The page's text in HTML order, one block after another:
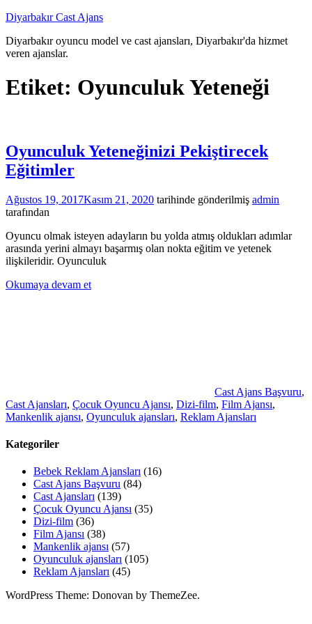
İçeriğe
Diyarbakır Cast Ajans
Diyarbakır oyuncu model ve cast ajansları, Diyarbakır'da hizmet
veren ajanslar.
Etiket: Oyunculuk Yeteneği
Oyunculuk Yeteneğinizi Pekiştirecek
Eğitimler
Ağustos 19, 2017Kasım 21, 2020 tarihinde gönderilmiş admin
tarafından
Oyuncu olmak isteyen adayların bu yolda atmış oldukları adımlar
arasında yerini almayı başarmış olan nokta eğitim ve yetenek
ilişkileridir. Oyunculuk
Okumaya devam et
Cast Ajans Başvuru,
Cast Ajansları, Çocuk Oyuncu Ajansı, Dizi-film, Film Ajansı,
Mankenlik ajansı, Oyunculuk ajansları, Reklam Ajansları
Kategoriler
Bebek Reklam Ajansları (16)
Cast Ajans Başvuru (84)
Cast Ajansları (139)
Çocuk Oyuncu Ajansı (35)
Dizi-film (36)
Film Ajansı (38)
Mankenlik ajansı (57)
Oyunculuk ajansları (105)
Reklam Ajansları (45)
WordPress Theme: Donovan by ThemeZee.